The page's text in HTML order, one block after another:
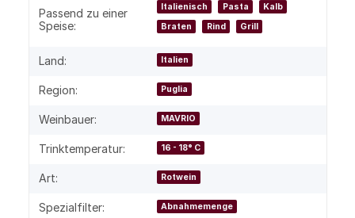
Passend zu einer
Speise:
Italienisch Pasta
Kalb
Braten
Rind Grill
Land: Italien
Region: Puglia
Weinbauer: MAVRIO
Trinktemperatur: 16 - 18° C
Art: Rotwein
Spezialfilter: Abnahmemenge